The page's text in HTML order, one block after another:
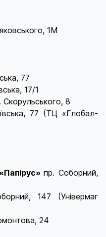
1М
77
17/1
Скорульського, 8
77 (ТЦ «Глобал-
пр. Соборний,
147 (Універмаг
24